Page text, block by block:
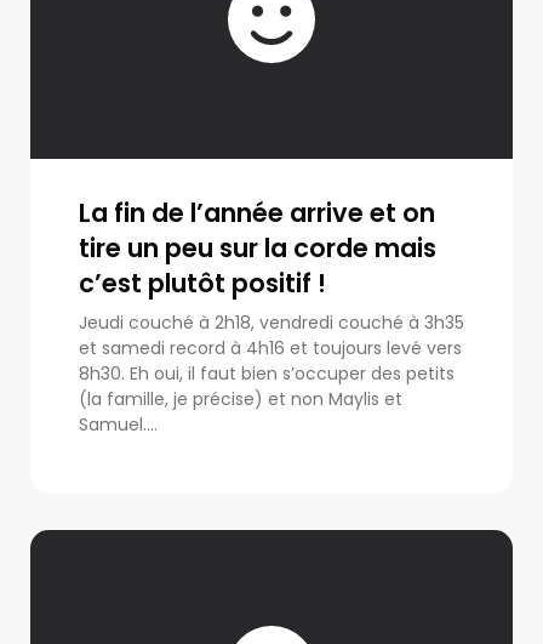
La fin de l’année arrive et on
tire un peu sur la corde mais
c’est plutôt positif !
Jeudi couché à 2h18, vendredi couché à 3h35
et samedi record à 4h16 et toujours levé vers
8h30. Eh oui, il faut bien s’occuper des petits
(la famille, je précise) et non Maylis et
Samuel....